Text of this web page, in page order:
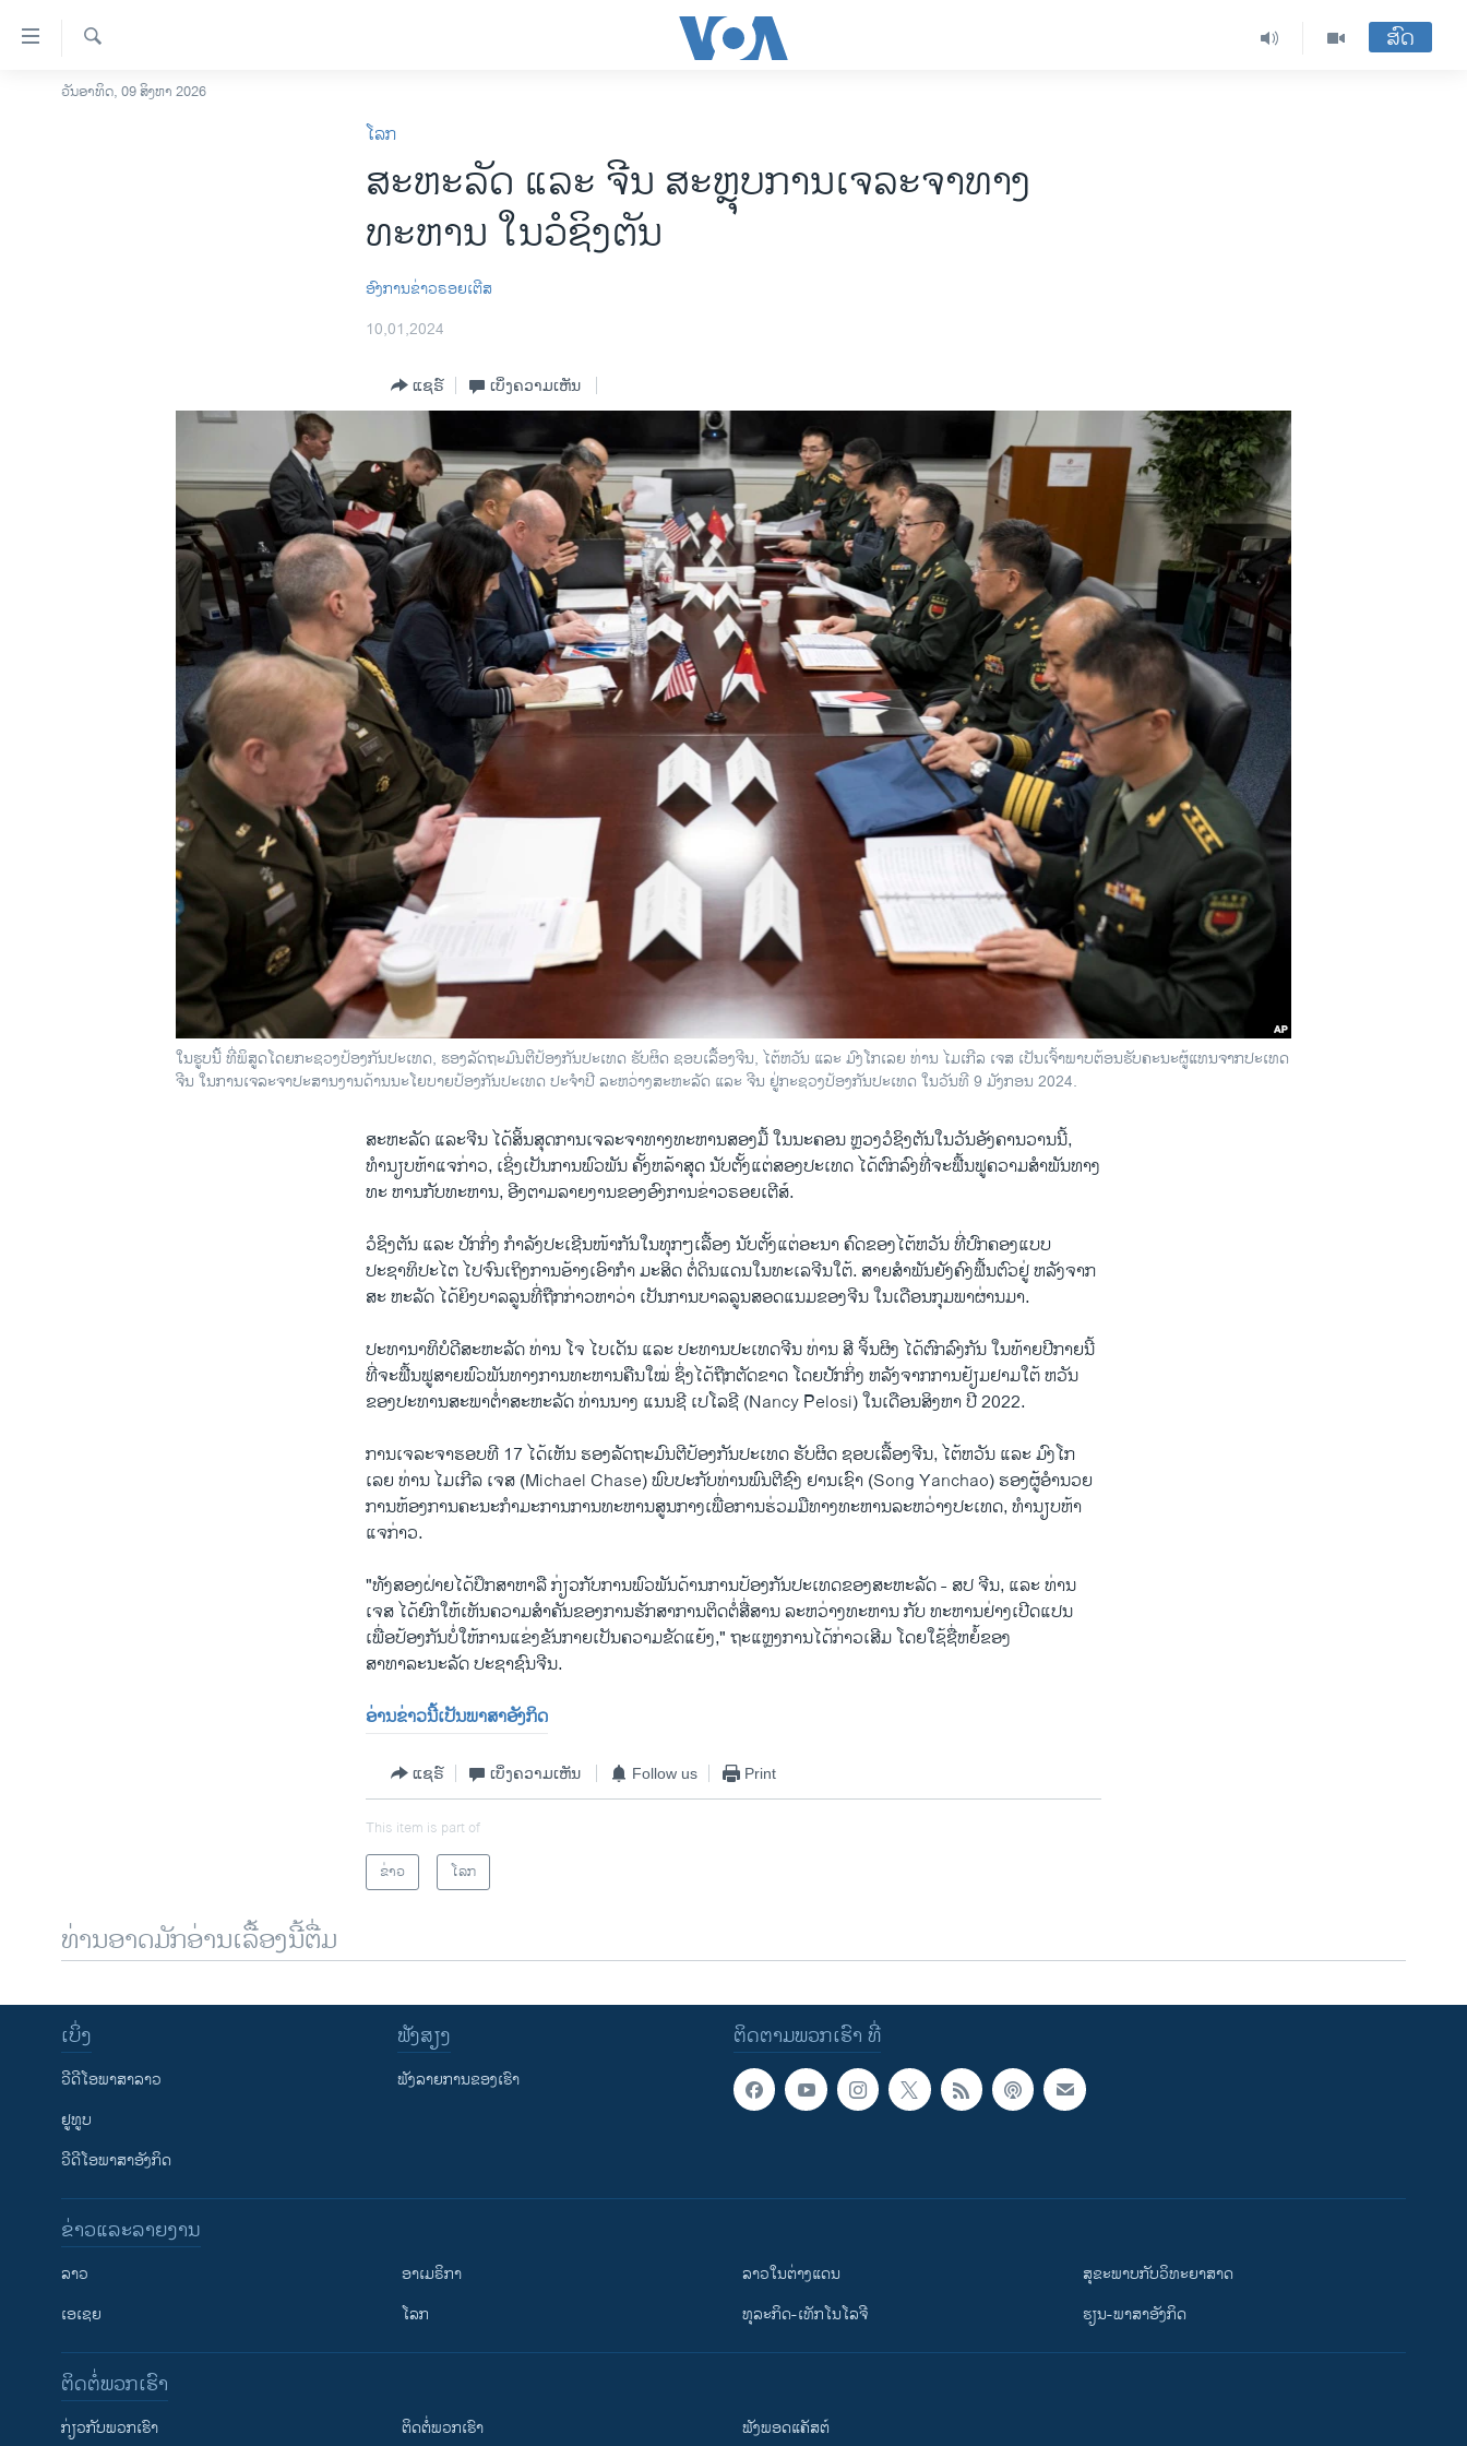
ລິ້ງ
ສຳຫລັບ
ໂຮມເພຈ
ວິທະຍາສາດ-ເທັກໂນໂລຈີ
ຄົ້ນຫາ
ສົດ
ວັນອາທິດ, 09 ສິງຫາ 2026
ໂລກ
ສະຫະລັດ ແລະ ຈີນ ສະຫຼຸບການເຈລະຈາທາງ
ທະຫານ ໃນວໍຊິງຕັນ
ອົງການຂ່າວຣອຍເຕີສ
10,01,2024
ແຊຣ໌ ເບິ່ງຄວາມເຫັນ
ໃນຮູບນີ້ ທີ່ພິສູດໂດຍກະຊວງປ້ອງກັນປະເທດ, ຮອງລັດຖະມົນຕີປ້ອງກັນປະເທດ ຮັບຜິດ ຊອບເລື້ອງຈີນ, ໄຕ້ຫວັນ ແລະ ມົງໂກເລຍ ທ່ານ ໄມເກີລ ເຈສ ເປັນເຈົ້າພາບຕ້ອນຮັບຄະນະຜູ້ແທນຈາກປະເທດ
ຈີນ ໃນການເຈລະຈາປະສານງານດ້ານນະໂຍບາຍປ້ອງກັນປະເທດ ປະຈຳປີ ລະຫວ່າງສະຫະລັດ ແລະ ຈີນ ຢູ່ກະຊວງປ້ອງກັນປະເທດ ໃນວັນທີ 9 ມັງກອນ 2024.
ສະຫະລັດ ​ແລະ​ຈີນ ​ໄດ້​ສິ້ນ​ສຸດ​ການ​ເຈລະຈາ​ທາງ​ທະຫານ​ສອງ​ມື້ ໃນນະຄອນ ຫຼວງ​ວໍ​ຊິງ​ຕັນ​ໃນ​ວັນ​ອັງຄານ​ວານ​ນີ້,
ທຳນຽບຫ້າ​ແຈ​ກ່າວ​, ເຊິ່ງ​ເປັນ​ການ​ພົວພັນ ​ຄັ້ງ​ຫລ້າ​ສຸດ​ ນັບ​ຕັ້ງ​ແຕ່​ສອງ​ປະ​ເທດ ​ໄດ້​ຕົກລົງ​ທີ່​ຈະ​ຟື້ນ​ຟູ​ຄວາມສຳພັນ​ທາງ​
ທະ ຫານ​ກັບ​ທະຫານ, ອີງຕາມລາຍງານຂອງອົງການຂ່າວຣອຍເຕີສ໌.
ວໍຊິງຕັນ ແລະ ປັກກິ່ງ ກຳລັງປະເຊີນໜ້າກັນໃນທຸກໆເລື້ອງ ນັບຕັ້ງແຕ່ອະນາ ຄົດຂອງໄຕ້ຫວັນ ທີ່ປົກຄອງແບບ
ປະຊາທິປະໄຕ ໄປຈົນເຖິງການອ້າງເອົາກຳ ມະສິດ ຕໍ່ດິນແດນໃນທະເລຈີນໃຕ້. ສາຍ​ສຳພັນ​ຍັງ​ຄົງ​ຟື້ນ​ຕົວ​ຢູ່ ຫລັງ​ຈາກ​
ສະ ຫະລັດ​ ໄດ້​ຍິງ​ບາລລູນ​ທີ່ຖືກກ່າວຫາ​ວ່າ ເປັນການບາ​ລ​ລູນສອດ​ແນມຂອງ​ຈີນ ​ໃນ​ເດືອນ​ກຸມພາ​ຜ່ານ​ມາ.
ປະທານາທິບໍດີ​ສະຫະລັດ ທ່ານ ໂຈ ໄບເດັນ ​ແລະ ປະທານ​ປະ​ເທດ​ຈີນ ​ທ່ານ ສີ ຈິ້ນຜິງ ​ໄດ້​ຕົກລົງ​ກັນ ​ໃນ​ທ້າຍ​ປີ​ກາຍ​ນີ້
ທີ່​ຈະ​ຟື້ນ​ຟູ​ສາຍ​ພົວພັນ​ທາງ​ການ​ທະຫານ​ຄືນ​ໃໝ່ ຊຶ່ງ​ໄດ້ຖືກ​ຕັດຂາດ ໂດຍ​ປັກ​ກິ່ງ ຫລັງ​ຈາກ​ການ​ຢ້ຽມຢາມ​ໃຕ້ ຫວັນ
ຂອງ​ປະທານ​ສະພາ​ຕ່ຳ​ສະຫະລັດ ​ທ່ານ​ນາງ ແນນຊີ ເປໂລຊີ (Nancy Pelosi) ໃນ​ເດືອນ​ສິງຫາ ​ປີ 2022.
ການ​ເຈລະຈາຮອບ​ທີ 17 ໄດ້ເຫັນ ຮອງລັດຖະມົນຕີປ້ອງກັນປະເທດ ຮັບຜິດ ຊອບເລື້ອງຈີນ, ໄຕ້ຫວັນ ແລະ ມົງໂກ
ເລຍ ​ທ່ານ ໄມເກີລ ເຈສ (Michael Chase) ພົບ​ປະ​ກັບ​ທ່ານ​ພົນ​ຕີຊົງ ຢານເຊົາ (Song Yanchao) ຮອງ​ຜູ້​ອຳ​ນວຍ​
ການ​ຫ້ອງການ​ຄະນະ​ກຳມະການ​ການ​ທະຫານ​ສູນ​ກາງເພື່ອການຮ່ວມມືທາງທະຫານລະຫວ່າງປະເທດ,​ ທຳນຽບຫ້າ
ແຈກ່າວ.
"ທັງສອງ​ຝ່າຍ​ໄດ້​ປຶກສາ​ຫາລື​ ກ່ຽວ​ກັບ​ການ​ພົວພັນ​ດ້ານ​ການ​ປ້ອງ​ກັນ​ປະ​ເທດ​ຂອງສະຫະລັດ - ​ສປ ​ຈີນ, ​ແລະ ທ່ານ
ເຈສ ​ໄດ້​ຍົກ​ໃຫ້​ເຫັນ​ຄວາມ​ສຳຄັນ​ຂອງ​ການ​ຮັກສາການຕິດຕໍ່ສື່ສານ ​ລະຫວ່າງ​ທະຫານ​ ກັບ​ ​ທະຫານ​ຢ່າງ​ເປີດ​ແປນ ​
ເພື່ອ​ປ້ອງ​ກັນ​ບໍ່​ໃຫ້​ການ​ແຂ່ງຂັນກາຍເປັນຄວາມຂັດແຍ້ງ," ຖະແຫຼງການໄດ້ກ່າວເສີມ ໂດຍໃຊ້ຊື່ຫຍໍ້ຂອງ
ສາທາລະນະລັດ ປະຊາຊົນຈີນ.
ອ່ານຂ່າວນີ້ເປັນພາສາອັງກິດ
ແຊຣ໌ ເບິ່ງຄວາມເຫັນ Follow us Print
This item is part of
ຂ່າວ
ໂລກ
ທ່ານອາດມັກອ່ານເລື້ອງນີ້ຕື່ມ
ຕິດຕາມພວກເຮົາ ທີ່
ເບິ່ງ
ວີດີໂອພາສາລາວ
ຢູທູບ
ວີດີໂອພາສາອັງກິດ
ຟັງສຽງ
ຟັງລາຍການຂອງເຮົາ
ຂ່າວແລະລາຍງານ
ລາວ
ເອເຊຍ
ອາເມຣິກາ
ໂລກ
ລາວໃນຕ່າງແດນ
ທຸລະກິດ-ເທັກໂນໂລຈີ
ສຸຂະພາບກັບວິທະຍາສາດ
ຮຽນ-ພາສາອັງກິດ
ຕິດຕໍ່ພວກເຮົາ
ກ່ຽວກັບພວກເຮົາ ຕິດຕໍ່ພວກເຮົາ ຟັງພອດແຄັສຕ໌